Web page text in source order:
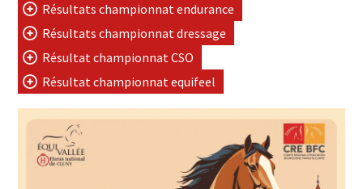
Résultats championnat endurance
Résultats championnat dressage
Résultat championnat CSO
Résultat championnat equifeel